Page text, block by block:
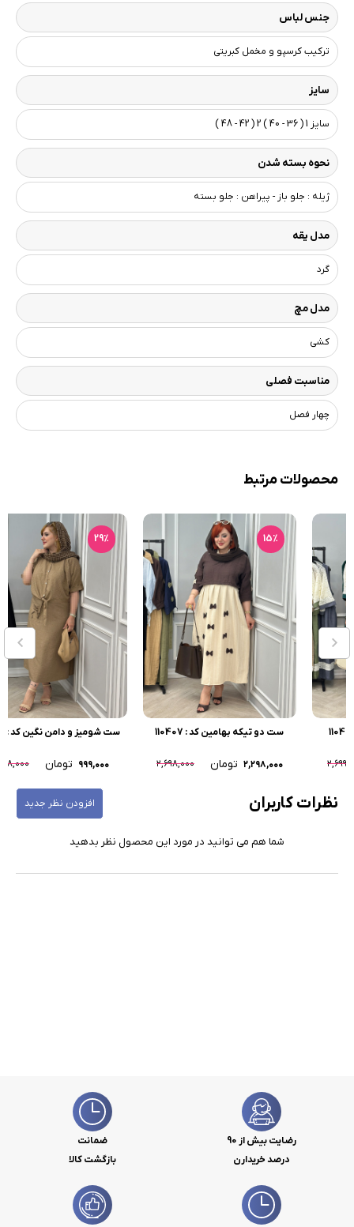
جنس لباس
ترکیب کرسپو و مخمل کبریتی
سایز
سایز 1 ( 36 - 40 ) 2 ( 42 - 48 )
نحوه بسته شدن
ژیله : جلو باز - پیراهن : جلو بسته
مدل یقه
گرد
مدل مچ
کشی
مناسبت فصلی
چهار فصل
محصولات مرتبط
ست دو تیکه بهامین کد : 110407
تومان ۲,۶۹۸,۰۰۰
29٪
ست شومیز و دامن نگین کد : 110401
تومان ۱,۳۹۸,۰۰۰
نظرات کاربران افزودن نظر جدید
شما هم می توانید در مورد این محصول نظر بدهید
رضایت بیش از 90
درصد خریدارن
ضمانت
بازگشت کالا